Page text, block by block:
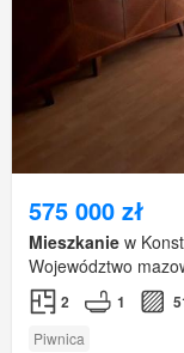
575 000 zł
Mieszkanie w
Województwo
2 1
Piwnica